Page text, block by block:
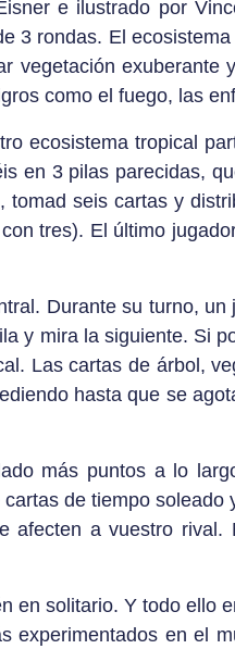
e ilustrado por
3 rondas. El
vegetación exuberante
como el fuego, las
ecosistema tropical
en 3 pilas parecidas,
seis cartas y
tres). El último
Durante su turno,
y mira la siguiente. Si
Las cartas de árbol,
hasta que se
más puntos a lo
de tiempo
a vuestro rival.
en solitario. Y todo ello
experimentados en el